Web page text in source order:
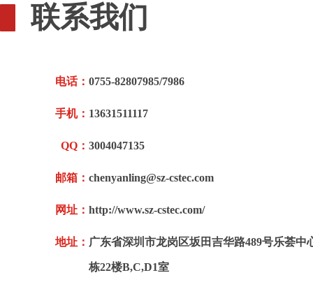
联系我们
电话： 0755-82807985/7986
手机： 13631511117
QQ： 3004047135
邮箱： chenyanling@sz-cstec.com
网址： http://www.sz-cstec.com/
地址： 广东省深圳市龙岗区坂田吉华路489号乐荟中
栋22楼B,C,D1室